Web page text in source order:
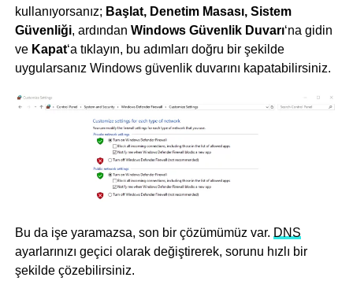
kullanıyorsanız; Başlat, Denetim Masası, Sistem
Güvenliği, ardından Windows Güvenlik Duvarı‘na gidin
ve Kapat‘a tıklayın, bu adımları doğru bir şekilde
uygularsanız Windows güvenlik duvarını kapatabilirsiniz.
Bu da işe yaramazsa, son bir çözümümüz var. DNS
ayarlarınızı geçici olarak değiştirerek, sorunu hızlı bir
şekilde çözebilirsiniz.